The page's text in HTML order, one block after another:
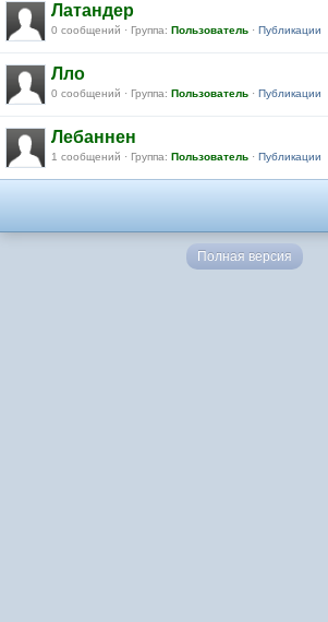
Латандер
0 сообщений · Группа: Пользователь · Публикации
Лло
0 сообщений · Группа: Пользователь · Публикации
Лебаннен
1 сообщений · Группа: Пользователь · Публикации
Полная версия